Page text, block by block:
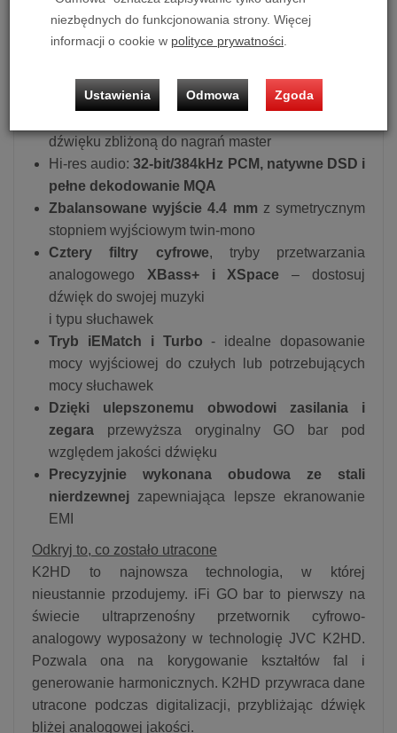
Główne Cechy :
Wyposażony w technologię „K2HD” firmy JVC
zwiększenie przepustowości i korygowanie
dźwięku zbliżoną do nagrań master
Hi-res audio:32-bit/384kHz PCM, natywne DSD i
pełne dekodowanie MQA
Zbalansowane wyjście 4.4 mm z symetrycznym
stopniem wyjściowym twin-mono
Cztery filtry cyfrowe, tryby przetwarzania
analogowego XBass+ i XSpace – dostosuj
dźwięk do swojej muzyki
i typu słuchawek
Tryb iEMatch i Turbo - idealne dopasowanie
mocy wyjściowej do czułych lub potrzebujących
mocy słuchawek
Dzięki ulepszonemu obwodowi zasilania i
zegara przewyższa oryginalny GO bar pod
względem jakości dźwięku
Precyzyjnie wykonana obudowa ze stali
nierdzewnej zapewniająca lepsze ekranowanie
EMI
Odkryj to, co zostało utracone
K2HD to najnowsza technologia, w której
nieustannie przodujemy. iFi GO bar to pierwszy na
świecie ultraprzenośny przetwornik cyfrowo-
analogowy wyposażony w technologię JVC K2HD.
Pozwala ona na korygowanie kształtów fal i
generowanie harmonicznych. K2HD przywraca dane
utracone podczas digitalizacji, przybliżając dźwięk
bliżej analogowej jakości.
niezbędnych do funkcjonowania strony. Więcej
informacji o cookie w polityce prywatności
Ustawienia Odmowa Zgoda